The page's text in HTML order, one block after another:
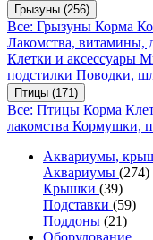
Грызуны (256)
Все: Грызуны Корма
Лакомства, витамины,
Клетки и аксессуары
подстилки Поводки,
Птицы (171)
Все: Птицы Корма
лакомства Кормушки,
Аквариумы,
Аквариумы (274)
Крышки (39)
Подставки (59)
Поддоны (21)
Оборудование